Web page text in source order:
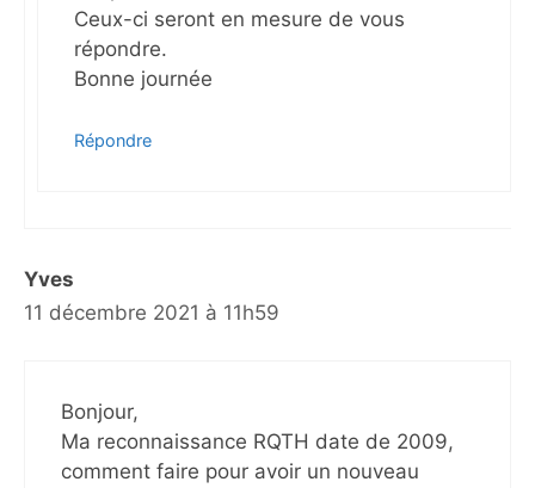
Ceux-ci seront en mesure de vous
répondre.
Bonne journée
Répondre
Yves
11 décembre 2021 à 11h59
Bonjour,
Ma reconnaissance RQTH date de 2009,
comment faire pour avoir un nouveau